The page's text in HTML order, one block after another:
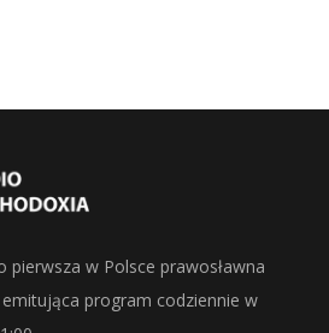
pierwsza w Polsce prawosławna
program codziennie w